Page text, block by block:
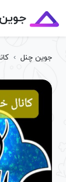
جوین چنل ›